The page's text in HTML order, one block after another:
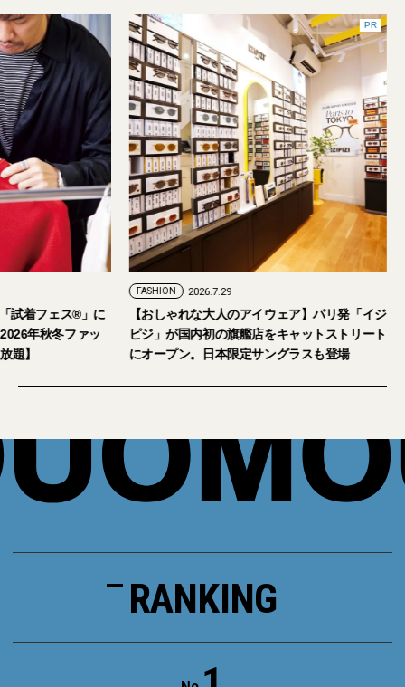
試着フェス®︎」に
年秋冬ファッ
題】
PR
FASHION 2026.7.29
【おしゃれな大人のアイウェア】パリ発「イジ
ピジ」が国内初の旗艦店をキャットストリート
にオープン。日本限定サングラスも登場
RANKING